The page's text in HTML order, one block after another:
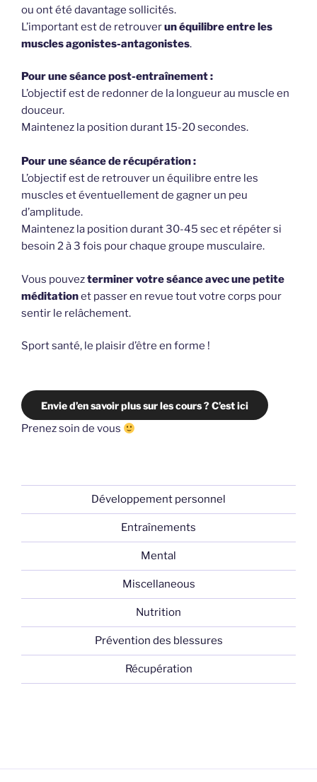
ou ont été davantage sollicités.
L’important est de retrouverun équilibre entre les
muscles agonistes-antagonistes.
Pour une séance post-entraînement :
L’objectif est de redonner de la longueur au muscle en
douceur.
Maintenez la position durant 15-20 secondes.
Pour une séance de récupération :
L’objectif est de retrouver un équilibre entre les
muscles et éventuellement de gagner un peu
d’amplitude.
Maintenez la position durant 30-45 sec et répéter si
besoin 2 à 3 fois pour chaque groupe musculaire.
Vous pouvezterminer votre séance avec une petite
méditationet passer en revue tout votre corps pour
sentir le relâchement.
Sport santé, le plaisir d’être en forme !
Envie d’en savoir plus sur les cours ? C’est ici
Prenez soin de vous
Développement personnel
Entraînements
Mental
Miscellaneous
Nutrition
Prévention des blessures
Récupération